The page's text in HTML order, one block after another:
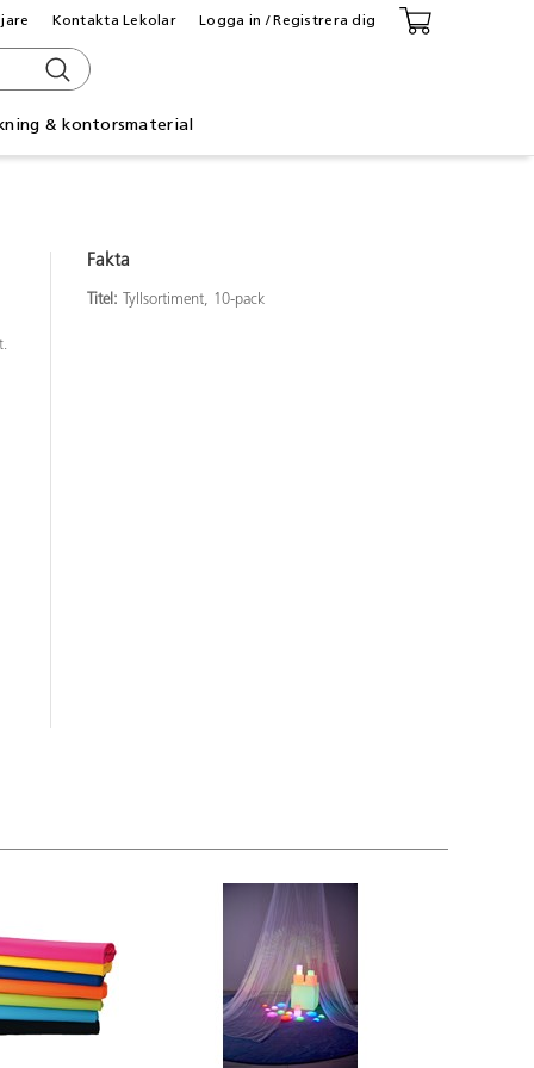
& kontorsmaterial
Kontakta Lekolar Logga in / Registrera dig
Fakta
Titel: Tyllsortiment, 10-pack